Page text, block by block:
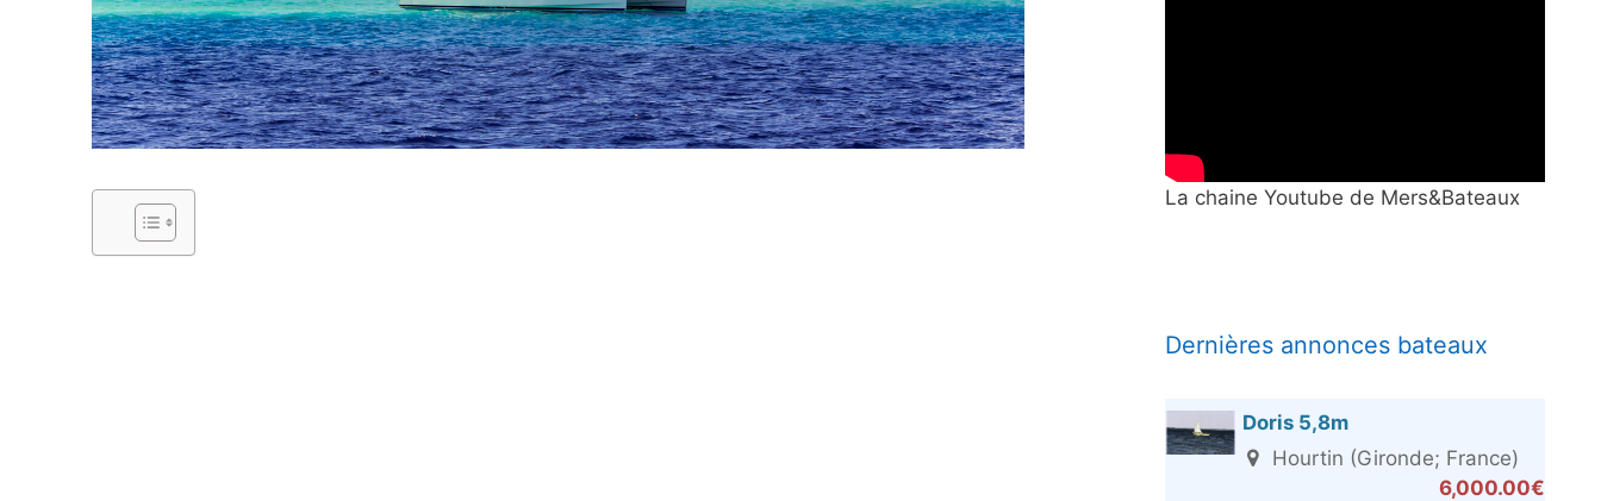
La chaine Youtube de Mers&Bateaux
Dernières annonces bateaux
Doris 5,8m
Hourtin (Gironde; France)
6,000.00€